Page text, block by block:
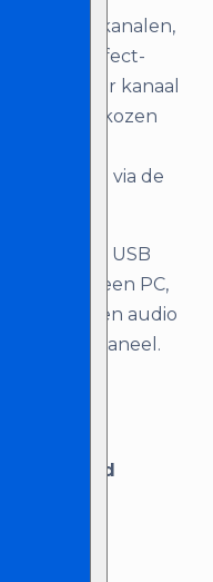
6 mono kanalen,
effect-
Per kanaal
het gekozen
Het
te stellen via de
mixer is de USB
om een PC,
te sluiten en audio
het mengpaneel.
en Geluid